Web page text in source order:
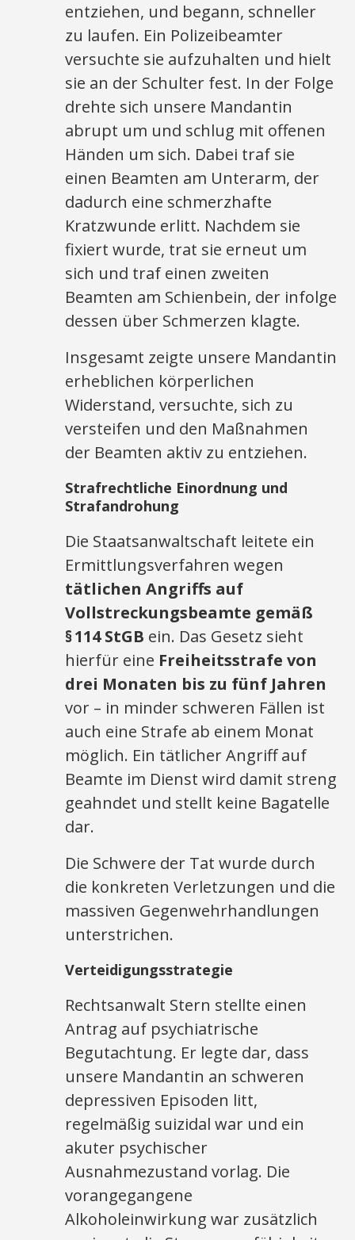
entziehen, und begann, schneller
zu laufen. Ein Polizeibeamter
versuchte sie aufzuhalten und hielt
sie an der Schulter fest. In der Folge
drehte sich unsere Mandantin
abrupt um und schlug mit offenen
Händen um sich. Dabei traf sie
einen Beamten am Unterarm, der
dadurch eine schmerzhafte
Kratzwunde erlitt. Nachdem sie
fixiert wurde, trat sie erneut um
sich und traf einen zweiten
Beamten am Schienbein, der infolge
dessen über Schmerzen klagte.
Insgesamt zeigte unsere Mandantin
erheblichen körperlichen
Widerstand, versuchte, sich zu
versteifen und den Maßnahmen
der Beamten aktiv zu entziehen.
Strafrechtliche Einordnung und
Strafandrohung
Die Staatsanwaltschaft leitete ein
Ermittlungsverfahren wegen
tätlichen Angriffs auf
Vollstreckungsbeamte gemäß
§ 114 StGB ein. Das Gesetz sieht
hierfür eine Freiheitsstrafe von
drei Monaten bis zu fünf Jahren
vor – in minder schweren Fällen ist
auch eine Strafe ab einem Monat
möglich. Ein tätlicher Angriff auf
Beamte im Dienst wird damit streng
geahndet und stellt keine Bagatelle
dar.
Die Schwere der Tat wurde durch
die konkreten Verletzungen und die
massiven Gegenwehrhandlungen
unterstrichen.
Verteidigungsstrategie
Rechtsanwalt Stern stellte einen
Antrag auf psychiatrische
Begutachtung. Er legte dar, dass
unsere Mandantin an schweren
depressiven Episoden litt,
regelmäßig suizidal war und ein
akuter psychischer
Ausnahmezustand vorlag. Die
vorangegangene
Alkoholeinwirkung war zusätzlich